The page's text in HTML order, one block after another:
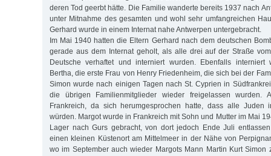
deren Tod geerbt hätte. Die Familie wanderte bereits 1937 nach
unter Mitnahme des gesamten und wohl sehr umfangreichen
Gerhard wurde in einem Internat nahe Antwerpen untergebracht.
Im Mai 1940 hatten die Eltern Gerhard nach dem deutschen
gerade aus dem Internat geholt, als alle drei auf der Straße
Deutsche verhaftet und interniert wurden. Ebenfalls interniert
Bertha, die erste Frau von Henry Friedenheim, die sich bei der
Simon wurde nach einigen Tagen nach St. Cyprien in
die übrigen Familienmitglieder wieder freigelassen wurden.
Frankreich, da sich herumgesprochen hatte, dass alle Juden
würden. Margot wurde in Frankreich mit Sohn und Mutter im Mai
Lager nach Gurs gebracht, von dort jedoch Ende Juli
einen kleinen Küstenort am Mittelmeer in der Nähe von
wo im September auch wieder Margots Mann Martin Kurt Simon